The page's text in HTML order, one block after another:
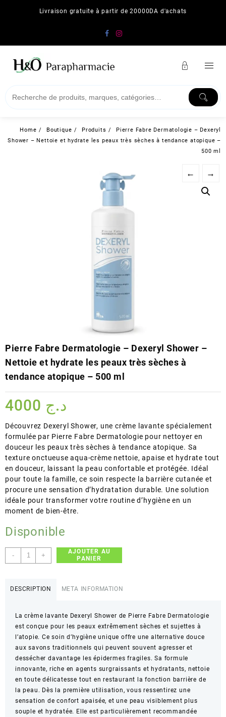
Livraison gratuite à partir de 20000DA d'achats
Home Boutique Produits
Pierre Fabre Dermatologie – Dexeryl
Shower – Nettoie et hydrate les peaux très sèches à tendance atopique –
500 ml
← →
Pierre Fabre Dermatologie – Dexeryl Shower –
Nettoie et hydrate les peaux très sèches à
tendance atopique – 500 ml
د.ج
Découvrez Dexeryl Shower, une crème lavante spécialement
formulée par Pierre Fabre Dermatologie pour nettoyer en
douceur les peaux très sèches à tendance atopique. Sa
texture onctueuse aqua-crème nettoie, apaise et hydrate tout
en douceur, laissant la peau confortable et protégée. Idéal
pour toute la famille, ce soin respecte la barrière cutanée et
procure une sensation d’hydratation durable. Une solution
idéale pour transformer votre routine d’hygiène en un
moment de bien-être.
Disponible
-
quantité
de
Dexeryl
Shower
–
Nettoie
et
hydrate
les
peaux
très
sèches
+
AJOUTER AU
PANIER
DESCRIPTION META INFORMATION
La crème lavante Dexeryl Shower de Pierre Fabre Dermatologie
est conçue pour les peaux extrêmement sèches et sujettes à
l’atopie. Ce soin d’hygiène unique offre une alternative douce
aux savons traditionnels qui peuvent souvent agresser et
dessécher davantage les épidermes fragiles. Sa formule
innovante, riche en agents surgraissants et hydratants, nettoie
en toute délicatesse tout en restaurant la fonction barrière de
la peau. Dès la première utilisation, vous ressentirez une
sensation de confort apaisée, et une peau visiblement plus
souple et hydratée. Elle est particulièrement recommandée